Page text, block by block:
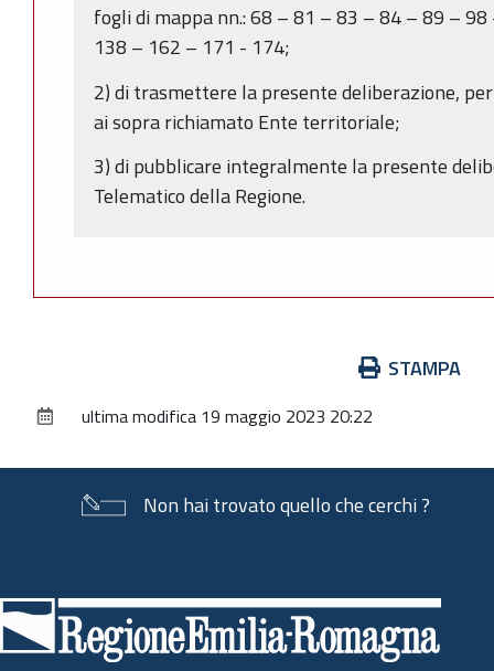
fogli di mappa nn.: 68 – 81 – 83 – 84 – 89 –
138 – 162 – 171 - 174;
2) di trasmettere la presente deliberazione,
ai sopra richiamato Ente territoriale;
3) di pubblicare integralmente la presente
Telematico della Regione.
documento
STAMPA
ultima modifica 19 maggio 2023 20:22
Non hai trovato quello che cerchi ?
di
pagina